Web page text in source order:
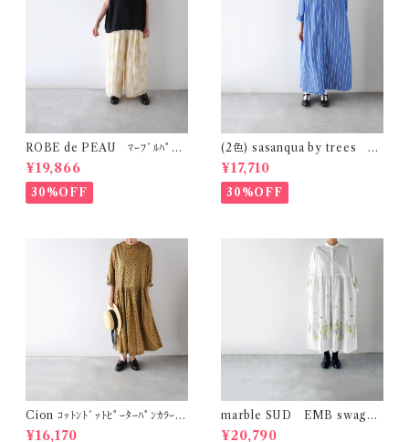
ROBE de PEAU ﾏｰﾌﾞﾙﾊﾟﾀｰ
ﾝ ﾜｲﾄﾞﾊﾟﾝﾂ (ｽｷﾝﾏｰﾌﾞﾙ(ｲｴﾛｰ系)
) R303
¥19,866
30%OFF
(2色) sasanqua by trees ｶｹ
ｱｲﾜﾝﾋﾟｰｽ AN-318
¥17,710
30%OFF
Cion ｺｯﾄﾝﾄﾞｯﾄﾋﾟｰﾀｰﾊﾟﾝｶﾗｰﾜﾝ
ﾋﾟｰｽ (ｵﾘｰﾌﾞﾌﾞﾗｳﾝ) 19-2525
¥16,170
marble SUD EMB swag
(綿) ｼｬﾂﾜﾝﾋﾟｰｽ (ﾎﾜｲﾄ)
¥20,790